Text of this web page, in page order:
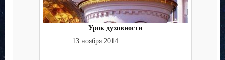
Урок духовности
13 ноября 2014 ...